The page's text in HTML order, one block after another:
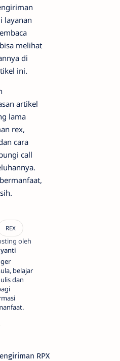
layanan
melihat
di
ini.
artikel
lama
rex,
cara
call
belajar
dan
RPX